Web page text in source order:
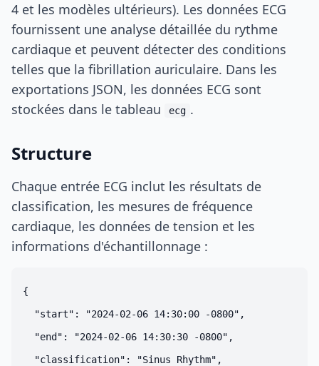
4 et les modèles ultérieurs). Les données ECG
fournissent une analyse détaillée du rythme
cardiaque et peuvent détecter des conditions
telles que la fibrillation auriculaire. Dans les
exportations JSON, les données ECG sont
stockées dans le tableau
ecg .
Structure
Chaque entrée ECG inclut les résultats de
classification, les mesures de fréquence
cardiaque, les données de tension et les
informations d'échantillonnage :
{
  "start": "2024-02-06 14:30:00 -0800",
  "end": "2024-02-06 14:30:30 -0800",
  "classification": "Sinus Rhythm",